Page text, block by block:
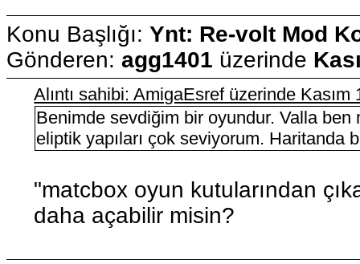
Konu Başlığı: Ynt: Re-volt Mod
Gönderen: agg1401 üzerinde
Alıntı sahibi: AmigaEsref üzerinde
Benimde sevdiğim bir oyundur. Valla ben
eliptik yapıları çok seviyorum. Haritanda
"matcbox oyun kutularından
daha açabilir misin?